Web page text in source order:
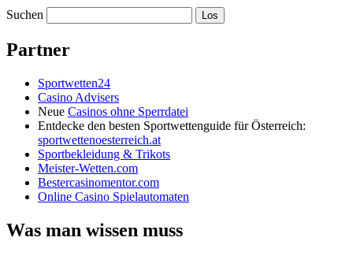
Suchen
Partner
Sportwetten24
Casino Advisers
Neue Casinos ohne Sperrdatei
Entdecke den besten Sportwettenguide für Österreich:
sportwettenoesterreich.at
Sportbekleidung & Trikots
Meister-Wetten.com
Bestercasinomentor.com
Online Casino Spielautomaten
Was man wissen muss